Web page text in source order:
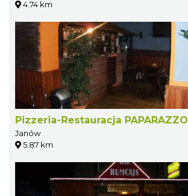
4.74 km
Pizzeria-Restauracja PAPARAZZO
Janów
5.87 km